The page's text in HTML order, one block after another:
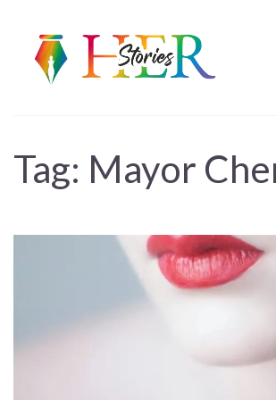
Tag: Mayor